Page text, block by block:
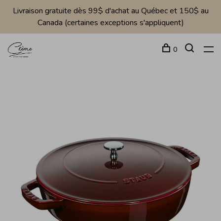
Livraison gratuite dès 99$ d'achat au Québec et 150$ au
Canada (certaines exceptions s'appliquent)
0